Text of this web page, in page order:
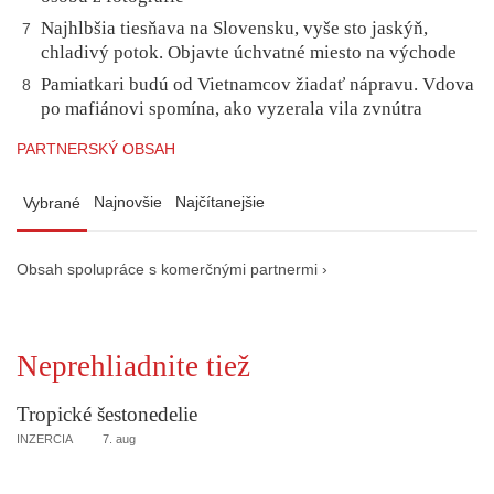
7
Najhlbšia tiesňava na Slovensku, vyše sto jaskýň,
chladivý potok. Objavte úchvatné miesto na východe
8
Pamiatkari budú od Vietnamcov žiadať nápravu. Vdova
po mafiánovi spomína, ako vyzerala vila zvnútra
PARTNERSKÝ OBSAH
Vybrané Najnovšie Najčítanejšie
Obsah spolupráce s komerčnými partnermi ›
Neprehliadnite tiež
Tropické šestonedelie
INZERCIA 7. aug